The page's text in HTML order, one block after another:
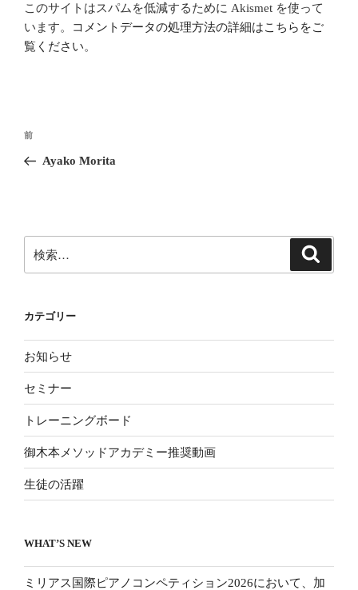
このサイトはスパムを低減するために Akismet を使って
います。
コメントデータの処理方法の詳細はこちらをご
覧ください。
投
ナ
ー
シ
前
の
前
Ayako Morita
索:
カテゴリー
お知らせ
セミナー
トレーニングボード
御木本メソッドアカデミー推奨動画
生徒の活躍
WHAT’S NEW
ミリアス国際ピアノコンペティション2026において、加